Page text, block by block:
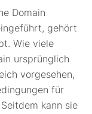
Domain
gehört
Wie viele
ursprünglich
vorgesehen,
für
kann sie